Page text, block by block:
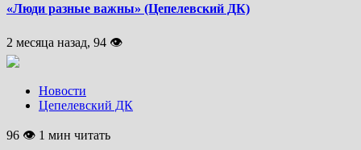
«Люди разные важны» (Цепелевский ДК)
2 месяца назад, 94 👁
Новости
Цепелевский ДК
96 👁 1 мин читать